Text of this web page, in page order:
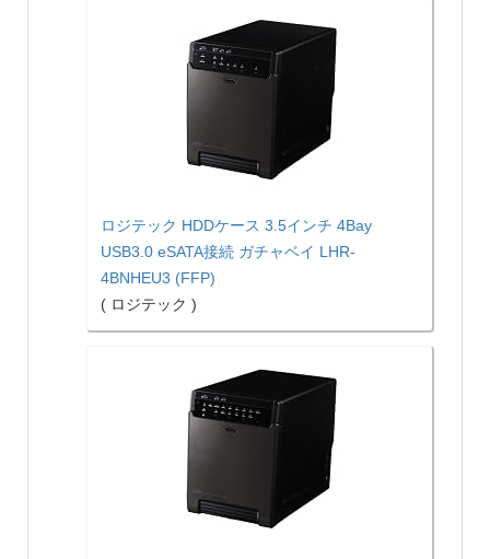
ロジテック HDDケース 3.5インチ 4Bay
USB3.0 eSATA接続 ガチャベイ LHR-
4BNHEU3 (FFP)
( ロジテック )